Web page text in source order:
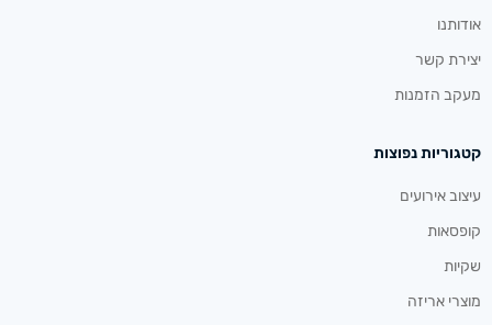
אודותנו
יצירת קשר
מעקב הזמנות
קטגוריות נפוצות
עיצוב אירועים
קופסאות
שקיות
מוצרי אריזה